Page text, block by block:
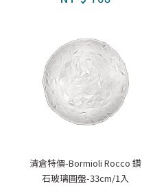
清倉特價-Bormioli Rocco 鑽
石玻璃圓盤-33cm/1入